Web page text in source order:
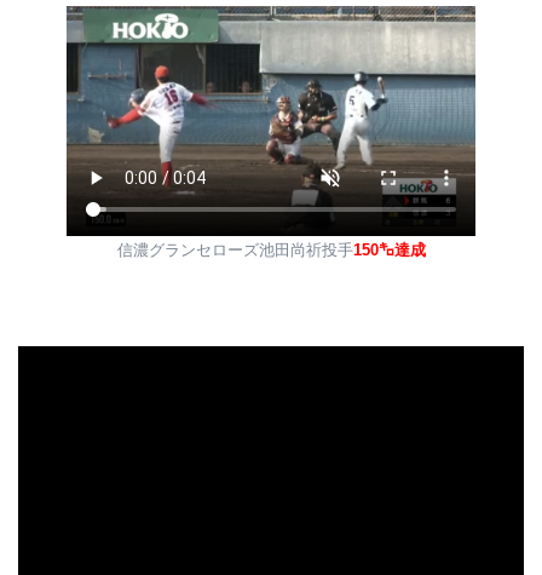
信濃グランセローズ池田尚祈投手150㌔達成